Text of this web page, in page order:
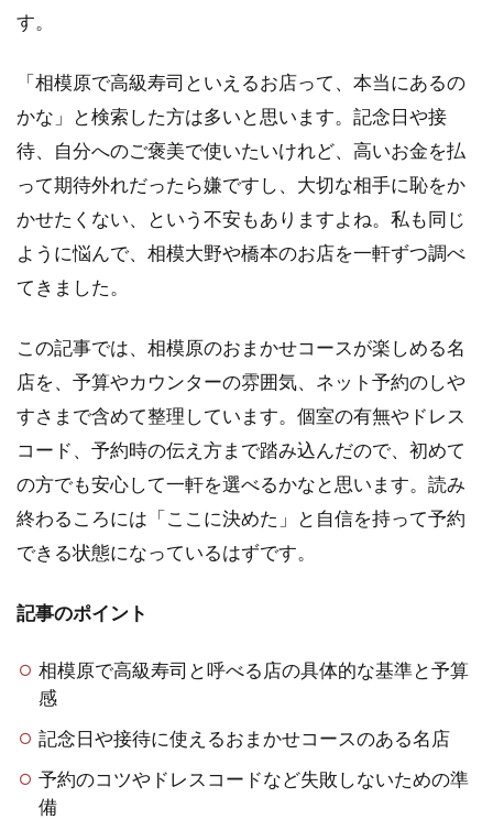
す。
「相模原で高級寿司といえるお店って、本当にあるの
かな」と検索した方は多いと思います。記念日や接
待、自分へのご褒美で使いたいけれど、高いお金を払
って期待外れだったら嫌ですし、大切な相手に恥をか
かせたくない、という不安もありますよね。私も同じ
ように悩んで、相模大野や橋本のお店を一軒ずつ調べ
てきました。
この記事では、相模原のおまかせコースが楽しめる名
店を、予算やカウンターの雰囲気、ネット予約のしや
すさまで含めて整理しています。個室の有無やドレス
コード、予約時の伝え方まで踏み込んだので、初めて
の方でも安心して一軒を選べるかなと思います。読み
終わるころには「ここに決めた」と自信を持って予約
できる状態になっているはずです。
記事のポイント
相模原で高級寿司と呼べる店の具体的な基準と予算
感
記念日や接待に使えるおまかせコースのある名店
予約のコツやドレスコードなど失敗しないための準
備